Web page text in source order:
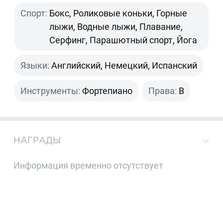
Спорт: Бокс, Роликовые коньки, Горные
лыжи, Водные лыжи, Плавание,
Серфинг, Парашютный спорт, Йога
Языки: Английский, Немецкий, Испанский
Инструменты: Фортепиано Права: B
НАГРАДЫ
Информация временно отсутствует